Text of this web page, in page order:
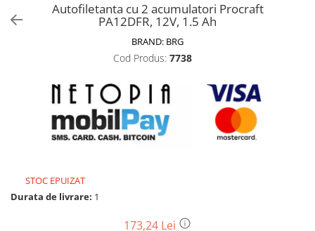
Motoburghie si accesorii
Drujbe pe benzina
Drujbe cu acumulator
Consumabile drujbe, fierastraie
Unelte electrice busteni
Mori cereale si batoze porumb
Batoze - mori desfacat porumb
Autofiletanta cu 2 acumulatori Procraft
PA12DFR, 12V, 1.5 Ah
BRAND: BRG
Cod Produs: 7738
STOC EPUIZAT
Durata de livrare: 1
173,24 Lei